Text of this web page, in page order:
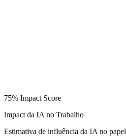
75% Impact Score
Impact da IA no Trabalho
Estimativa de influência da IA no papel